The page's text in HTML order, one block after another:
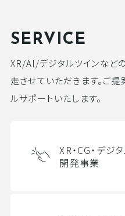
SERVICE
XR/AI/デジタルツインなど
走させていただきます。ご
ルサポートいたします。
XR・CG・デジ
開発事業